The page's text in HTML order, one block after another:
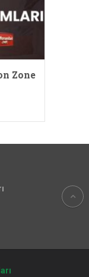
Zone